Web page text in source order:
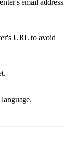
email address
URL to avoid